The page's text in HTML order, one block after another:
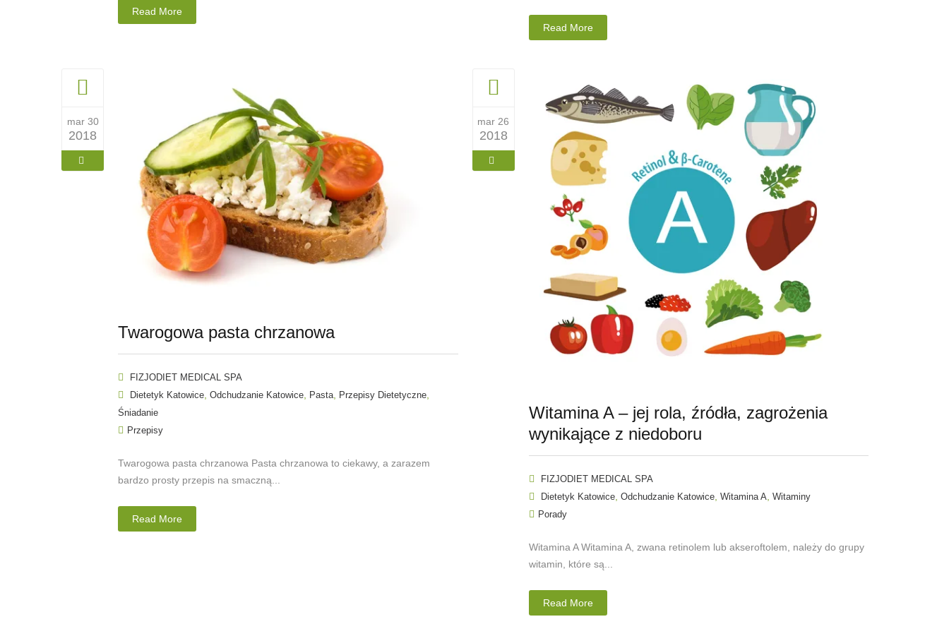
Read More
Read More
mar 30
2018
Twarogowa pasta chrzanowa
FIZJODIET MEDICAL SPA
Dietetyk Katowice Odchudzanie Katowice Pasta Przepisy Dietetyczne
Śniadanie
Przepisy
Twarogowa pasta chrzanowa Pasta chrzanowa to ciekawy, a zarazem
bardzo prosty przepis na smaczną...
Read More
mar 26
2018
Witamina A – jej rola, źródła, zagrożenia
wynikające z niedoboru
FIZJODIET MEDICAL SPA
Dietetyk Katowice, Odchudzanie Katowice, Witamina A, Witaminy
Porady
Witamina A Witamina A, zwana retinolem lub akseroftolem, należy do grupy
witamin, które są...
Read More